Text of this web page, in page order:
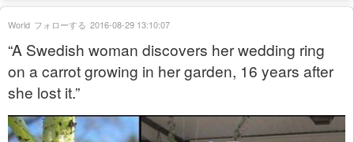
“A Swedish woman discovers her wedding ring
on a carrot growing in her garden, 16 years after
she lost it.”
World フォローする 2016-08-29 13:10:07